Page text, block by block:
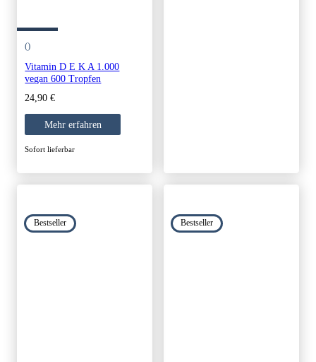
()
Vitamin D E K A 1.000
vegan 600 Tropfen
24,90€
Mehr erfahren
Sofort lieferbar
Bestseller Bestseller